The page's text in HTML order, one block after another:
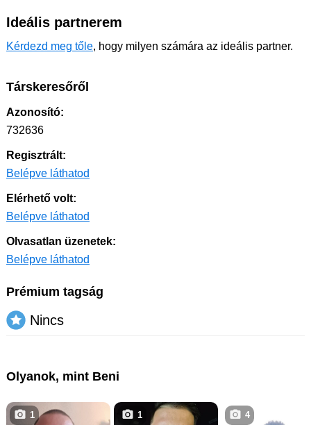
Ideális partnerem
Kérdezd meg tőle, hogy milyen számára az ideális partner.
Társkeresőről
Azonosító:
732636
Regisztrált:
Belépve láthatod
Elérhető volt:
Belépve láthatod
Olvasatlan üzenetek:
Belépve láthatod
Prémium tagság
Nincs
Olyanok, mint Beni
1 1 4